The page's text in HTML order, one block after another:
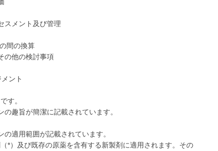
スメント及び管理
間の換算
の他の検討事項
ント
す。
趣旨が簡潔に記載されています。
適用範囲が記載されています。
*）及び既存の原薬を含有する新製剤に適用されます。その